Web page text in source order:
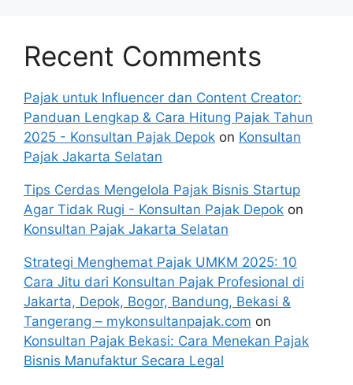
Recent Comments
Pajak untuk Influencer dan Content Creator:
Panduan Lengkap & Cara Hitung Pajak Tahun
2025 - Konsultan Pajak Depok on Konsultan
Pajak Jakarta Selatan
Tips Cerdas Mengelola Pajak Bisnis Startup
Agar Tidak Rugi - Konsultan Pajak Depok on
Konsultan Pajak Jakarta Selatan
Strategi Menghemat Pajak UMKM 2025: 10
Cara Jitu dari Konsultan Pajak Profesional di
Jakarta, Depok, Bogor, Bandung, Bekasi &
Tangerang – mykonsultanpajak.com on
Konsultan Pajak Bekasi: Cara Menekan Pajak
Bisnis Manufaktur Secara Legal